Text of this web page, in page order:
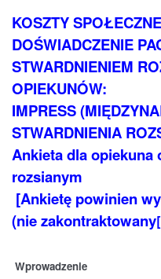
KOSZTY
DOŚWIADCZENIE
STWARDNIENIEM
OPIEKUNÓW:
IMPRESS
STWARDNIENIA
Ankieta dla opiekuna
rozsianym
[Ankietę powinien
(nie zakontraktowany
Wprowadzenie